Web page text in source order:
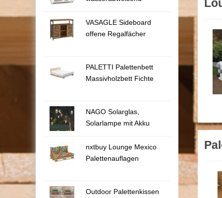
VASAGLE Sideboard
offene Regalfächer
PALETTI Palettenbett
Massivholzbett Fichte
NAGO Solarglas,
Solarlampe mit Akku
nxtbuy Lounge Mexico
Palettenauflagen
Outdoor Palettenkissen